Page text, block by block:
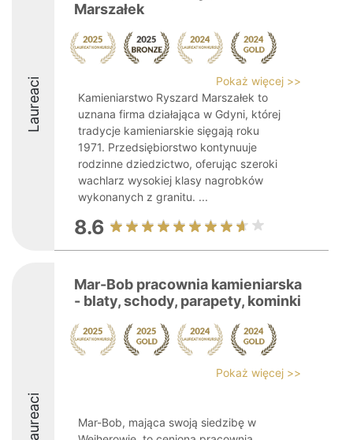
Laureaci
Marszałek
Pokaż więcej >>
Kamieniarstwo Ryszard Marszałek to
uznana firma działająca w Gdyni, której
tradycje kamieniarskie sięgają roku
1971. Przedsiębiorstwo kontynuuje
rodzinne dziedzictwo, oferując szeroki
wachlarz wysokiej klasy nagrobków
wykonanych z granitu. ...
8.6
Laureaci
Mar-Bob pracownia kamieniarska
- blaty, schody, parapety, kominki
Pokaż więcej >>
Mar-Bob, mająca swoją siedzibę w